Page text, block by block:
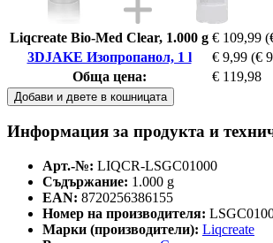
Liqcreate Bio-Med Clear, 1.000 g € 109,99
3DJAKE Изопропанол, 1 l
€ 9,99 (€
Обща цена:
€ 119,98
Добави и двете в кошницата
Информация за продукта и
Арт.-№: LIQCR-LSGC01000
Съдържание: 1.000 g
EAN: 8720256386155
Номер на производителя:
Марки (производители): Liqcreate